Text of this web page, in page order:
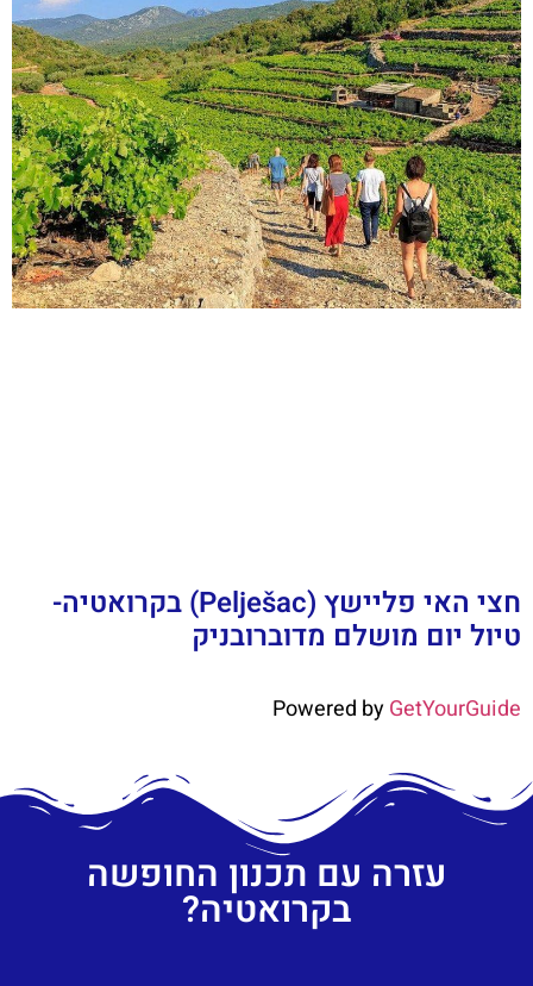
חצי האי פליישץ (Pelješac) בקרואטיה-
טיול יום מושלם מדוברובניק
Powered byGetYourGuide
עזרה עם תכנון החופשה
בקרואטיה?